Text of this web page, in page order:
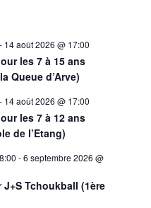
- 14 août 2026 @ 17:00
les 7 à 15 ans
Queue d’Arve)
- 14 août 2026 @ 17:00
les 7 à 12 ans
de l’Etang)
-6 septembre 2026 @
Tchoukball (1ère